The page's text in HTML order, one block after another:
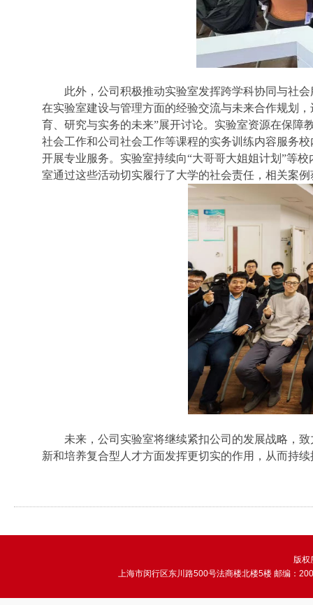
此外，公司积极推动实验室发挥跨学科协同与社
在实验室建设与管理方面的经验交流与未来合作规划
育、研究与实务的未来”展开讨论。实验室资源在保障
社会工作和公司社会工作等课程的实务训练内容服务校
开展专业服务。实验室持续向“大哥哥大姐姐计划”等
室通过这些活动切实履行了大学的社会责任 ，相关案
未来，公司实验室将继续紧扣公司的发展战略，
新和培养复合型人才方面发挥更切实的作用，从而持
版权
上海市闵行区东川路500号法商楼北楼5楼 邮编：